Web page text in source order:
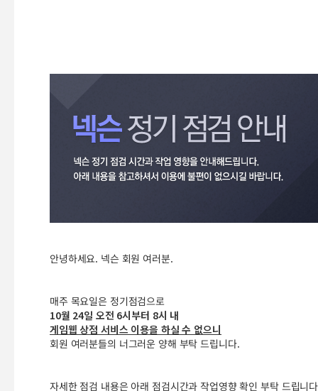
안녕하세요. 넥슨 회원 여러분.
매주 목요일은 정기점검으로
10월 24일 오전 6시부터 8시 내
게임웹 상점 서비스 이용을 하실 수 없으니
회원 여러분들의 너그러운 양해 부탁 드립니다.
자세한 점검 내용은 아래 점검시간과 작업영향 확인 부탁 드립니